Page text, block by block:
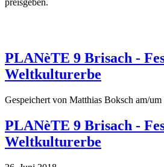
preisgeben.
PLANèTE 9 Brisach -
Weltkulturerbe
Gespeichert von Matthias Boksch am/
PLANèTE 9 Brisach -
Weltkulturerbe